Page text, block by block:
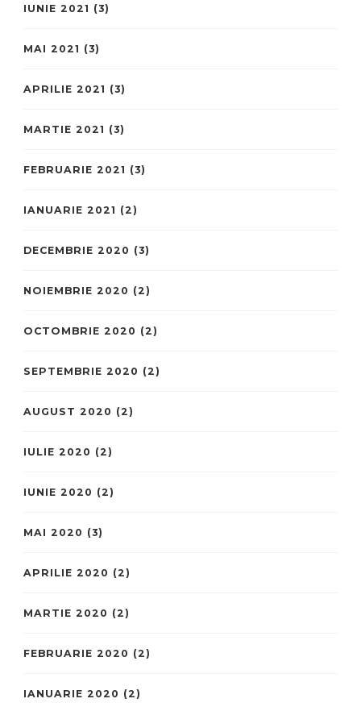
IUNIE 2021 (3)
MAI 2021 (3)
APRILIE 2021 (3)
MARTIE 2021 (3)
FEBRUARIE 2021 (3)
IANUARIE 2021 (2)
DECEMBRIE 2020 (3)
NOIEMBRIE 2020 (2)
OCTOMBRIE 2020 (2)
SEPTEMBRIE 2020 (2)
AUGUST 2020 (2)
IULIE 2020 (2)
IUNIE 2020 (2)
MAI 2020 (3)
APRILIE 2020 (2)
MARTIE 2020 (2)
FEBRUARIE 2020 (2)
IANUARIE 2020 (2)